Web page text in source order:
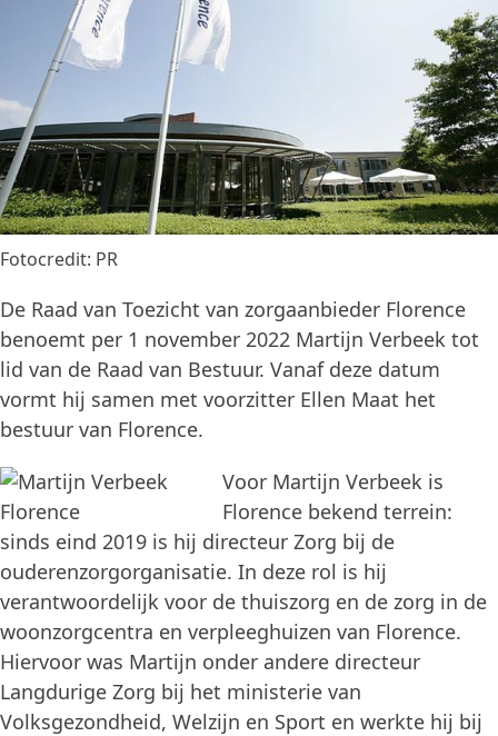
Fotocredit: PR
De Raad van Toezicht van zorgaanbieder Florence
benoemt per 1 november 2022 Martijn Verbeek tot
lid van de Raad van Bestuur. Vanaf deze datum
vormt hij samen met voorzitter Ellen Maat het
bestuur van Florence.
Voor Martijn Verbeek is
Florence bekend terrein:
sinds eind 2019 is hij directeur Zorg bij de
ouderenzorgorganisatie. In deze rol is hij
verantwoordelijk voor de thuiszorg en de zorg in de
woonzorgcentra en verpleeghuizen van Florence.
Hiervoor was Martijn onder andere directeur
Langdurige Zorg bij het ministerie van
Volksgezondheid, Welzijn en Sport en werkte hij bij